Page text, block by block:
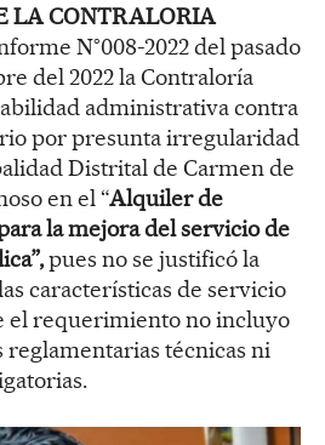
LA CONTRALORIA
N°008-2022 del pasado
del 2022 la Contraloría
administrativa contra
por presunta irregularidad
Distrital de Carmen de
en el “Alquiler de
la mejora del servicio de
pues no se justificó la
características de servicio
el requerimiento no incluyo
reglamentarias técnicas ni